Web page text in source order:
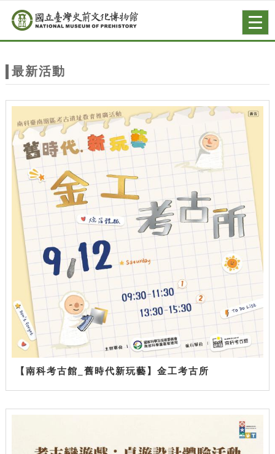
站
主
題
跳到主要內容
網站導覽
最新活動
【南科考古館_舊時代新玩藝】金工考古所